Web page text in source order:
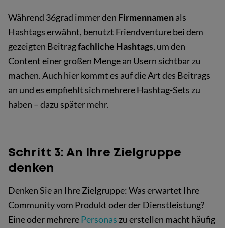
Während 36grad immer den Firmennamenals
Hashtags erwähnt, benutzt Friendventure bei dem
gezeigten Beitragfachliche Hashtags, um den
Content einer großen Menge an Usern sichtbar zu
machen. Auch hier kommt es auf die Art des Beitrags
an und es empfiehlt sich mehrere Hashtag-Sets zu
haben – dazu später mehr.
Schritt 3: An Ihre Zielgruppe
denken
Denken Sie an Ihre Zielgruppe: Was erwartet Ihre
Community vom Produkt oder der Dienstleistung?
Eine oder mehrerePersonas zu erstellen macht häufig